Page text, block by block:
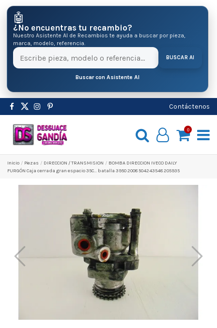
🤖
¿No encuentras tu recambio?
Nuestro Asistente AI de Recambios te ayuda a buscar por pieza,
marca, modelo, referencia.
BUSCAR AI
Buscar con Asistente AI
Contáctenos
0
Inicio Pіezas DIRECCION / TRANSMISION
BOMBA DIRECCION IVECO DAILY
FURGÓN Caja cerrada gran espacio 35C... batalla 3950 2008 504243548 205935